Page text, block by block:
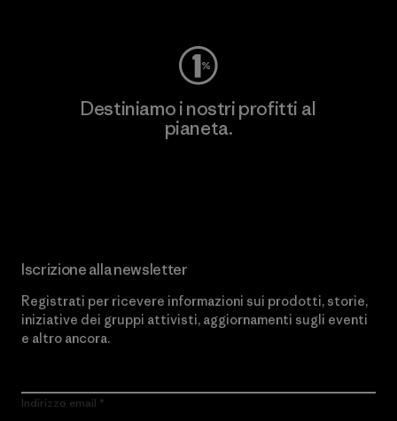
Destiniamo i nostri profitti al
pianeta.
Iscrizione alla newsletter
Registrati per ricevere informazioni sui prodotti, storie,
iniziative dei gruppi attivisti, aggiornamenti sugli eventi
e altro ancora.
Indirizzo email